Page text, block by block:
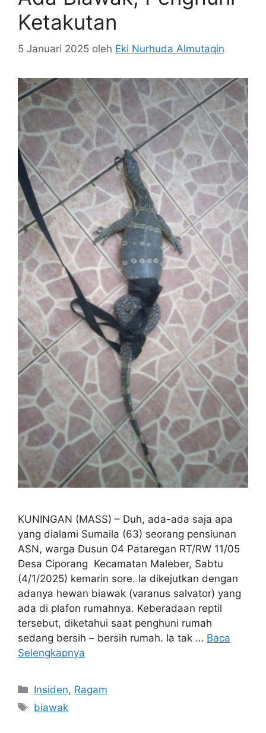
Ketakutan
5 Januari 2025 oleh Eki Nurhuda Almutaqin
KUNINGAN (MASS) – Duh, ada-ada saja apa
yang dialami Sumaila (63) seorang pensiunan
ASN, warga Dusun 04 Pataregan RT/RW 11/05
Desa Ciporang Kecamatan Maleber, Sabtu
(4/1/2025) kemarin sore. Ia dikejutkan dengan
adanya hewan biawak (varanus salvator) yang
ada di plafon rumahnya. Keberadaan reptil
tersebut, diketahui saat penghuni rumah
sedang bersih – bersih rumah. Ia tak … Baca
Selengkapnya
Kategori
Insiden, Ragam
Tag
biawak